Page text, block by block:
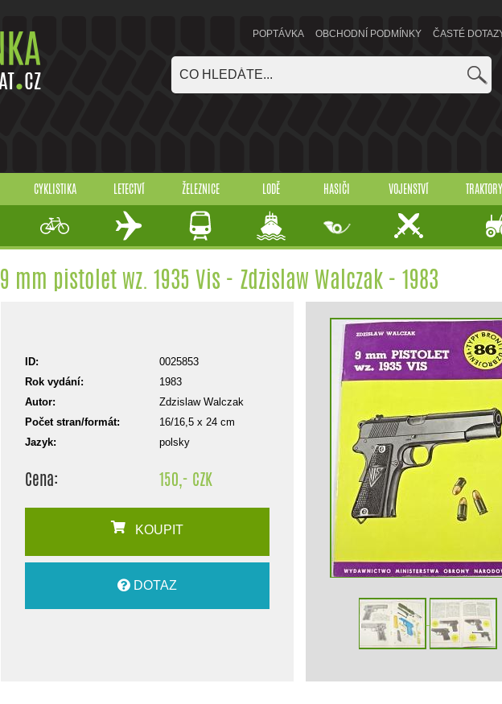
POPTÁVKA OBCHODNÍ PODMÍNKY ČASTÉ
CYKLISTIKA LETECTVÍ ŽELEZNICE LODĚ HASIČI VOJENSTVÍ
9 mm pistolet wz. 1935 Vis - Zdzislaw Walczak - 1983
ID:
0025853
Rok vydání:
1983
Autor:
Zdzislaw Walczak
Počet stran/formát:
16/16,5 x 24 cm
Jazyk:
polsky
Cena: 150,- CZK
KOUPIT
DOTAZ